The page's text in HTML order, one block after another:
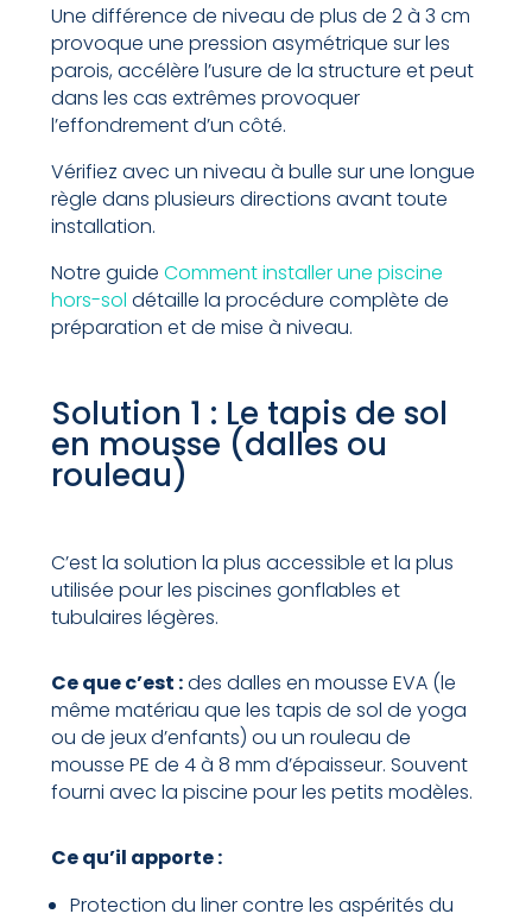
Une différence de niveau de plus de 2 à 3 cm
provoque une pression asymétrique sur les
parois, accélère l’usure de la structure et peut
dans les cas extrêmes provoquer
l’effondrement d’un côté.
Vérifiez avec un niveau à bulle sur une longue
règle dans plusieurs directions avant toute
installation.
Notre guide Comment installer une piscine
hors-sol détaille la procédure complète de
préparation et de mise à niveau.
Solution 1 : Le tapis de sol
en mousse (dalles ou
rouleau)
C’est la solution la plus accessible et la plus
utilisée pour les piscines gonflables et
tubulaires légères.
Ce que c’est :des dalles en mousse EVA (le
même matériau que les tapis de sol de yoga
ou de jeux d’enfants) ou un rouleau de
mousse PE de 4 à 8 mm d’épaisseur. Souvent
fourni avec la piscine pour les petits modèles.
Ce qu’il apporte :
Protection du liner contre les aspérités du